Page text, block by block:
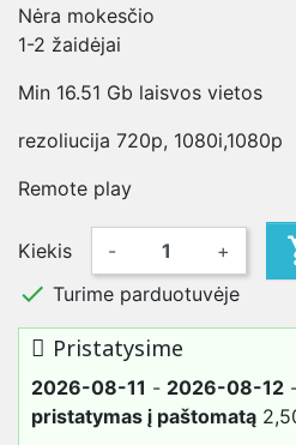
Nėra mokesčio
1-2 žaidėjai
Min 16.51 Gb laisvos vietos
rezoliucija 720p, 1080i,1080p
Remote play
Kiekis - +
 Turime parduotuvėje
Pristatysime
2026-08-11 - 2026-08-12
pristatymas į paštomatą